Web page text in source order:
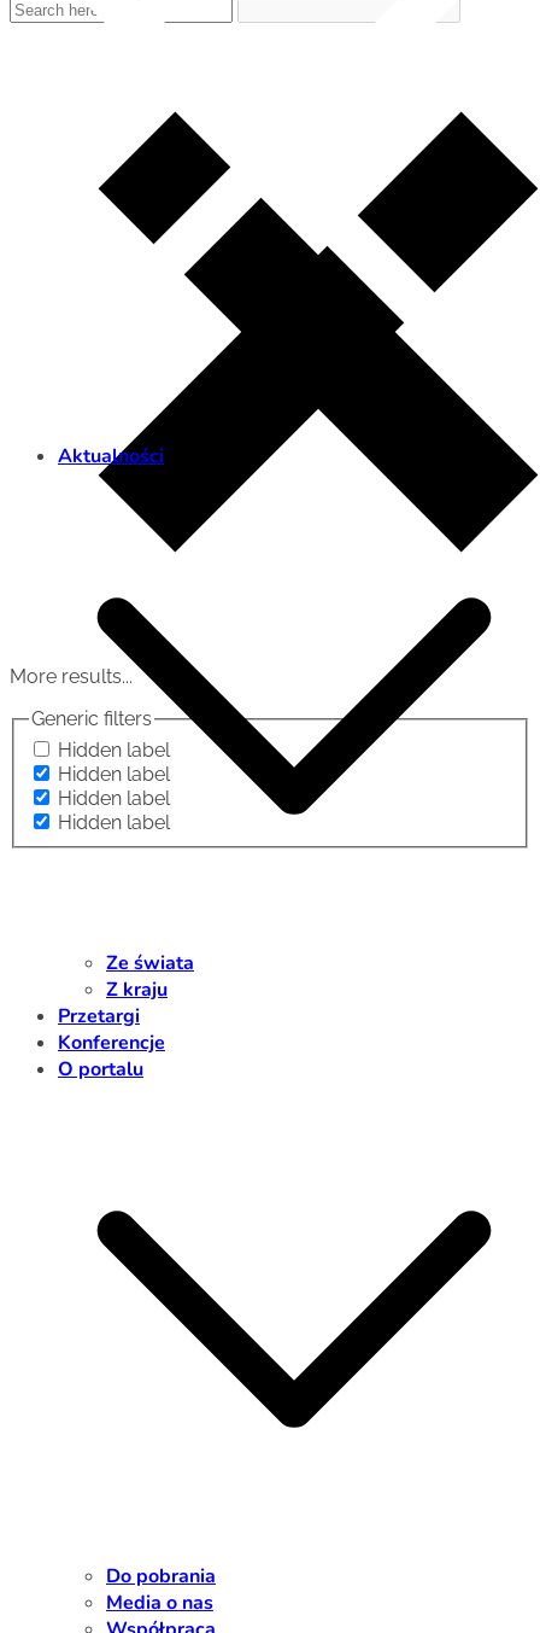
More results...
Generic filters
Hidden label
Hidden label
Hidden label
Hidden label
Aktualności
Ze świata
Z kraju
Przetargi
Konferencje
O portalu
Do pobrania
Media o nas